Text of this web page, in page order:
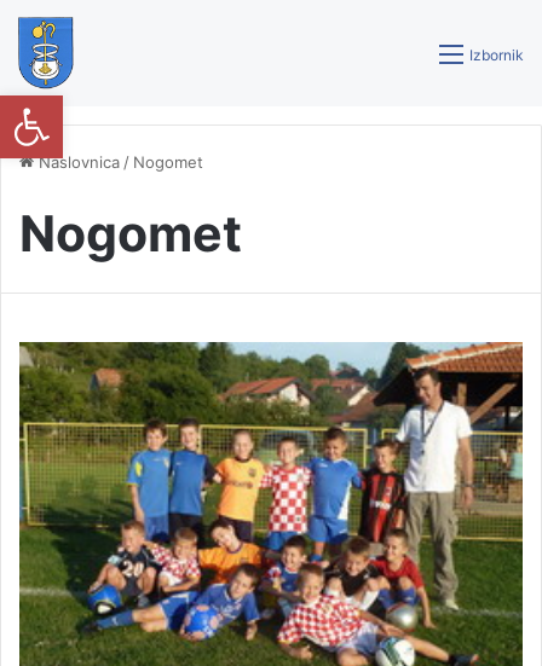
Izbornik
Naslovnica / Nogomet
Nogomet
Open toolbar